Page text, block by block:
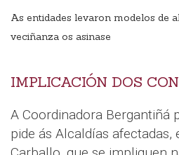
As entidades levaron modelos de
veciñanza os asinase
IMPLICACIÓN DOS
A Coordinadora Bergantiñá
pide ás Alcaldías afectadas,